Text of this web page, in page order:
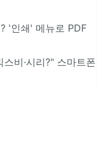
'인쇄' 메뉴로 PDF
비·시리?" 스마트폰